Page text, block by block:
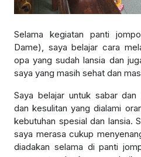
Selama kegiatan panti
Dame), saya belajar cara
opa yang sudah lansia dan
saya yang masih sehat dan
Saya belajar untuk sabar dan
dan kesulitan yang dialami
kebutuhan spesial dan lansia.
saya merasa cukup
diadakan selama di panti